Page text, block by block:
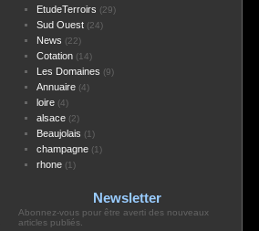
EtudeTerroirs (29)
Sud Ouest(24)
News (22)
Cotation(14)
Les Domaines (9)
Annuaire(4)
loire(4)
alsace(2)
Beaujolais (1)
champagne(1)
rhone(1)
Newsletter
Abonnez-vous pour être averti des nouveaux
articles publiés.